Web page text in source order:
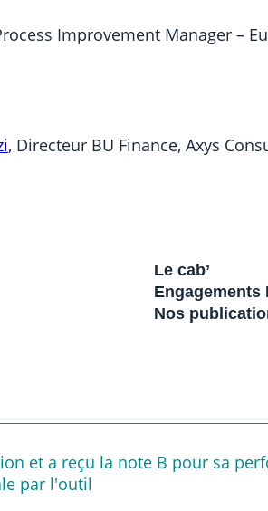
Improvement Manager –
, Directeur BU Finance, Axys
Le cab’
Engagements
Nos
et a reçu la note B pour sa
par l'outil